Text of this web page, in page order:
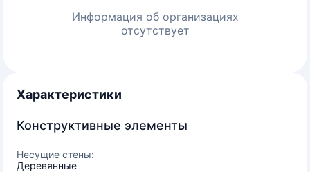
Информация об организациях
отсутствует
Характеристики
Конструктивные элементы
Несущие стены:
Деревянные